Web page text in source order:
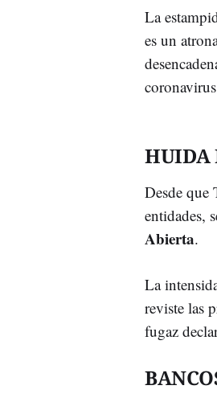
La
es un
HUIDA
Desde que
entidades,
Abierta.
La
reviste las
fugaz